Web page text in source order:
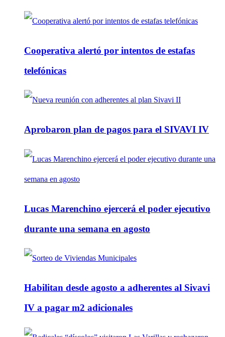
Cooperativa alertó por intentos de estafas
telefónicas
Aprobaron plan de pagos para el SIVAVI IV
Lucas Marenchino ejercerá el poder ejecutivo
durante una semana en agosto
Habilitan desde agosto a adherentes al Sivavi
IV a pagar m2 adicionales